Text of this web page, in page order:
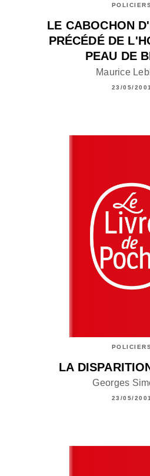
LE CABOCHON
PRÉCÉDÉ DE
PEAU DE
Maurice
23/05/2001
LA
Georges
23/05/